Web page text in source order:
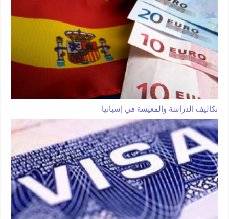
تكاليف الدراسة والمعيشة في إسبانيا